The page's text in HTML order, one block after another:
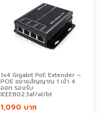
1x4 Gigabit PoE Extender –
POE ขยายสัญญาณ 1 เข้า 4
ออก รองรับ
IEEE802.3af/at/bt
1,090 บาท